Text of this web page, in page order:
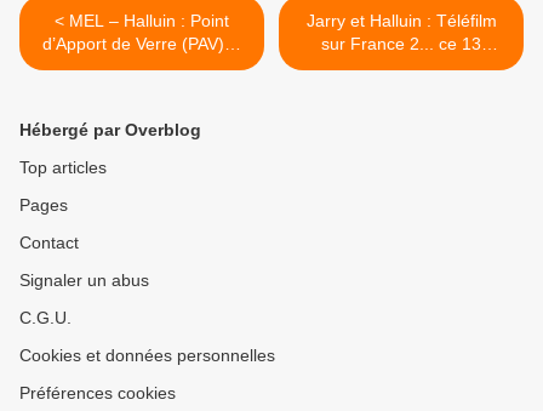
< MEL – Halluin : Point
d’Apport de Verre (PAV)…
Installation au 1er Trim.
Jarry et Halluin : Téléfilm
sur France 2... ce 13
Décembre 2023. >
Hébergé par Overblog
Top articles
Pages
Contact
Signaler un abus
C.G.U.
Cookies et données personnelles
Préférences cookies